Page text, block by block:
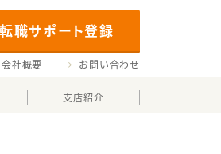
転職サポート登録
会社概要 お問い合わせ
支店紹介